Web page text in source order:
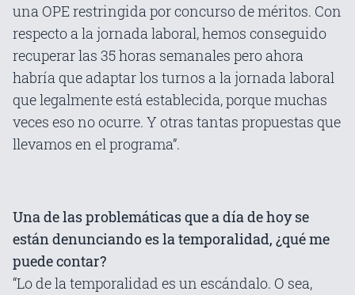
una OPE restringida por concurso de méritos. Con
respecto a la jornada laboral, hemos conseguido
recuperar las 35 horas semanales pero ahora
habría que adaptar los turnos a la jornada laboral
que legalmente está establecida, porque muchas
veces eso no ocurre. Y otras tantas propuestas que
llevamos en el programa”.
Una de las problemáticas que a día de hoy se
están denunciando es la temporalidad, ¿qué me
puede contar?
“Lo de la temporalidad es un escándalo. O sea,